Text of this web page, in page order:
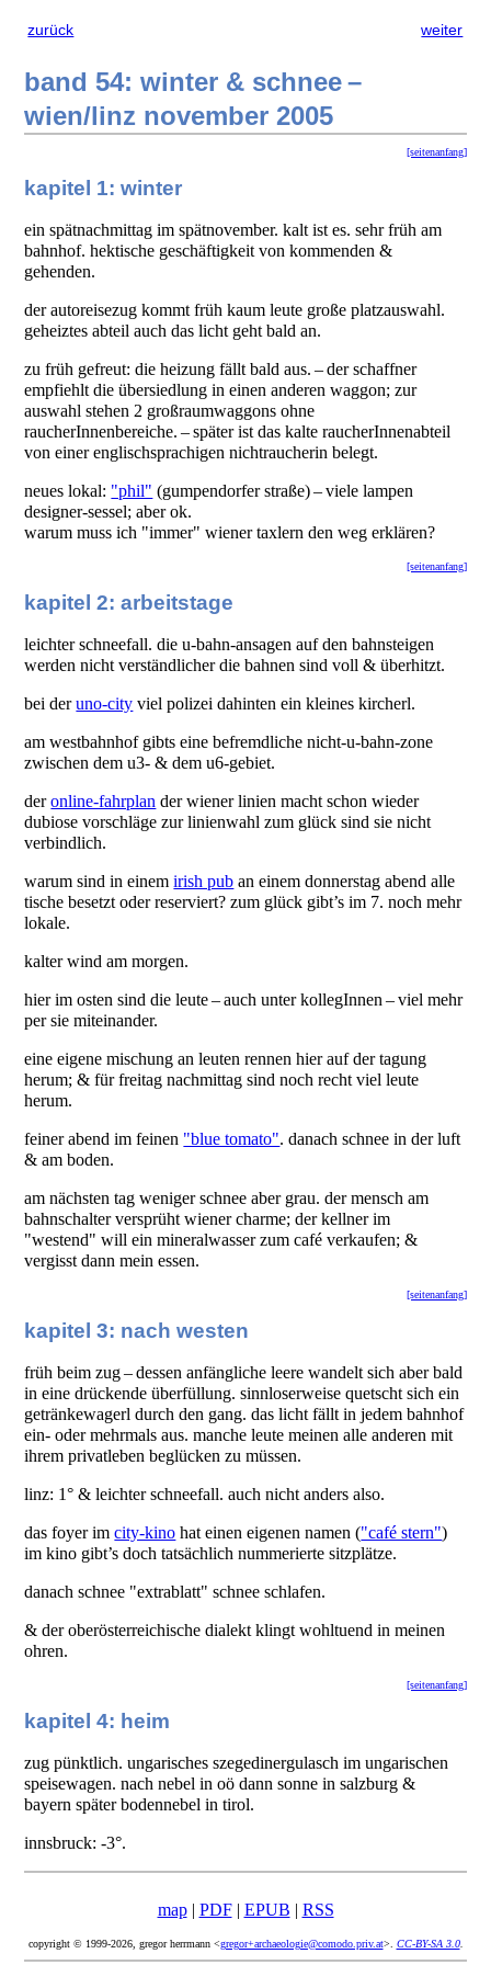
zurück weiter
band 54: winter & schnee –
wien/linz november 2005
[seitenanfang]
kapitel 1: winter
ein spätnachmittag im spätnovember. kalt ist es. sehr früh am
bahnhof. hektische geschäftigkeit von kommenden &
gehenden.
der autoreisezug kommt früh kaum leute große platzauswahl.
geheiztes abteil auch das licht geht bald an.
zu früh gefreut: die heizung fällt bald aus. – der schaffner
empfiehlt die übersiedlung in einen anderen waggon; zur
auswahl stehen 2 großraumwaggons ohne
raucherInnenbereiche. – später ist das kalte raucherInnenabteil
von einer englischsprachigen nichtraucherin belegt.
neues lokal: "phil" (gumpendorfer straße) – viele lampen
designer-sessel; aber ok.
warum muss ich "immer" wiener taxlern den weg erklären?
[seitenanfang]
kapitel 2: arbeitstage
leichter schneefall. die u-bahn-ansagen auf den bahnsteigen
werden nicht verständlicher die bahnen sind voll & überhitzt.
bei deruno-city viel polizei dahinten ein kleines kircherl.
am westbahnhof gibts eine befremdliche nicht-u-bahn-zone
zwischen dem u3- & dem u6-gebiet.
deronline-fahrplan der wiener linien macht schon wieder
dubiose vorschläge zur linienwahl zum glück sind sie nicht
verbindlich.
warum sind in einemirish pub an einem donnerstag abend alle
tische besetzt oder reserviert? zum glück gibt’s im 7. noch mehr
lokale.
kalter wind am morgen.
hier im osten sind die leute – auch unter kollegInnen – viel mehr
per sie miteinander.
eine eigene mischung an leuten rennen hier auf der tagung
herum; & für freitag nachmittag sind noch recht viel leute
herum.
feiner abend im feinen "blue tomato". danach schnee in der luft
& am boden.
am nächsten tag weniger schnee aber grau. der mensch am
bahnschalter versprüht wiener charme; der kellner im
"westend" will ein mineralwasser zum café verkaufen; &
vergisst dann mein essen.
[seitenanfang]
kapitel 3: nach westen
früh beim zug – dessen anfängliche leere wandelt sich aber bald
in eine drückende überfüllung. sinnloserweise quetscht sich ein
getränkewagerl durch den gang. das licht fällt in jedem bahnhof
ein- oder mehrmals aus. manche leute meinen alle anderen mit
ihrem privatleben beglücken zu müssen.
linz: 1° & leichter schneefall. auch nicht anders also.
das foyer imcity-kino hat einen eigenen namen ("café stern")
im kino gibt’s doch tatsächlich nummerierte sitzplätze.
danach schnee "extrablatt" schnee schlafen.
& der oberösterreichische dialekt klingt wohltuend in meinen
ohren.
[seitenanfang]
kapitel 4: heim
zug pünktlich. ungarisches szegedinergulasch im ungarischen
speisewagen. nach nebel in oö dann sonne in salzburg &
bayern später bodennebel in tirol.
innsbruck: -3°.
map| PDF| EPUB | RSS
copyright © 1999-2026, gregor herrmann <gregor+archaeologie@comodo.priv.at>. CC-BY-SA 3.0.